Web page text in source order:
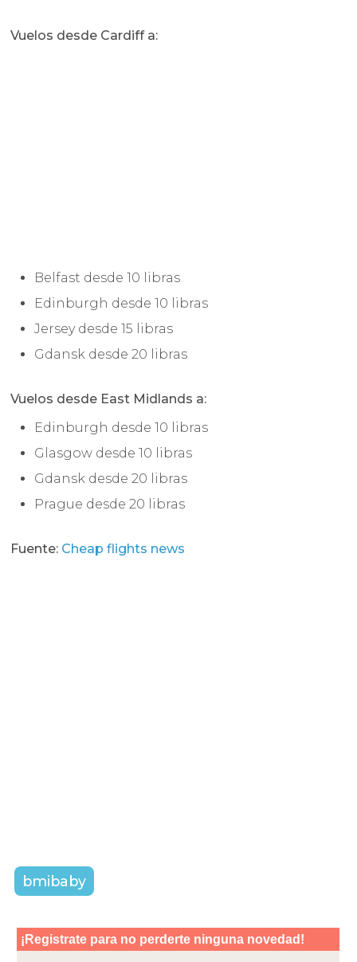
Vuelos desde Cardiff a:
Belfast desde 10 libras
Edinburgh desde 10 libras
Jersey desde 15 libras
Gdansk desde 20 libras
Vuelos desde East Midlands a:
Edinburgh desde 10 libras
Glasgow desde 10 libras
Gdansk desde 20 libras
Prague desde 20 libras
Fuente: Cheap flights news
bmibaby